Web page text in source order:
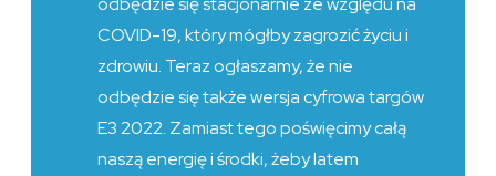
COVID-19, który mógłby zagrozić życiu i
zdrowiu. Teraz ogłaszamy, że nie
odbędzie się także wersja cyfrowa targów
E3 2022. Zamiast tego poświęcimy całą
naszą energię i środki, żeby latem